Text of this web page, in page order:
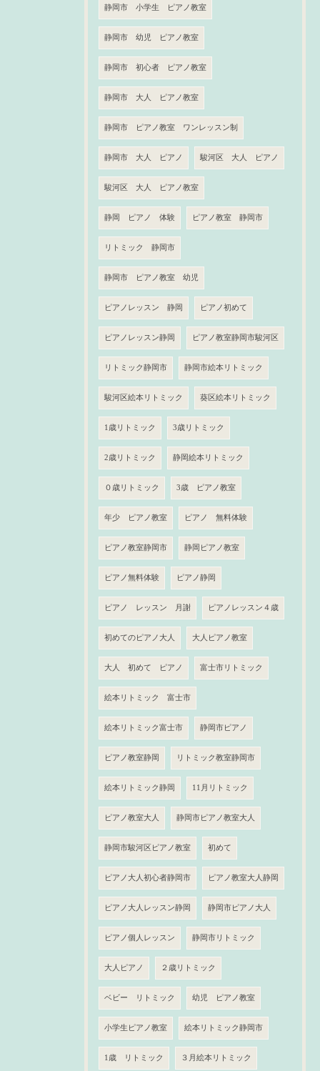
静岡市 小学生 ピアノ教室
静岡市 幼児 ピアノ教室
静岡市 初心者 ピアノ教室
静岡市 大人 ピアノ教室
静岡市 ピアノ教室 ワンレッスン制
静岡市 大人 ピアノ 駿河区 大人 ピアノ
駿河区 大人 ピアノ教室
静岡 ピアノ 体験 ピアノ教室 静岡市
リトミック 静岡市
静岡市 ピアノ教室 幼児
ピアノレッスン 静岡 ピアノ初めて
ピアノレッスン静岡 ピアノ教室静岡市駿河区
リトミック静岡市 静岡市絵本リトミック
駿河区絵本リトミック 葵区絵本リトミック
1歳リトミック 3歳リトミック
2歳リトミック 静岡絵本リトミック
０歳リトミック 3歳 ピアノ教室
年少 ピアノ教室 ピアノ 無料体験
ピアノ教室静岡市 静岡ピアノ教室
ピアノ無料体験 ピアノ静岡
ピアノ レッスン 月謝 ピアノレッスン４歳
初めてのピアノ大人 大人ピアノ教室
大人 初めて ピアノ 富士市リトミック
絵本リトミック 富士市
絵本リトミック富士市 静岡市ピアノ
ピアノ教室静岡 リトミック教室静岡市
絵本リトミック静岡 11月リトミック
ピアノ教室大人 静岡市ピアノ教室大人
静岡市駿河区ピアノ教室 初めて
ピアノ大人初心者静岡市 ピアノ教室大人静岡
ピアノ大人レッスン静岡 静岡市ピアノ大人
ピアノ個人レッスン 静岡市リトミック
大人ピアノ ２歳リトミック
ベビー リトミック 幼児 ピアノ教室
小学生ピアノ教室 絵本リトミック静岡市
1歳 リトミック ３月絵本リトミック